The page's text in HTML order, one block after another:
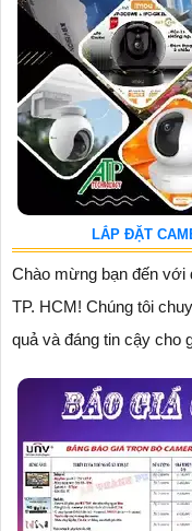
LẮP ĐẶT
Chào mừng bạn đến với
TP. HCM! Chúng tôi
quả và đáng tin cậy cho